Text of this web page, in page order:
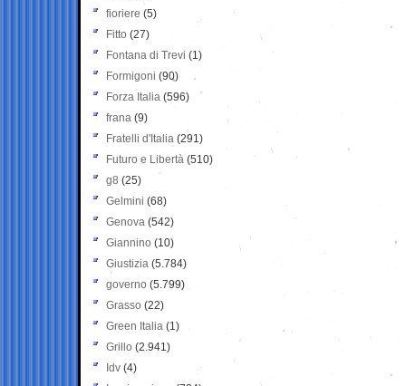
fioriere (5)
Fitto (27)
Fontana di Trevi (1)
Formigoni (90)
Forza Italia (596)
frana (9)
Fratelli d'Italia (291)
Futuro e Libertà (510)
g8 (25)
Gelmini (68)
Genova (542)
Giannino (10)
Giustizia (5.784)
governo (5.799)
Grasso (22)
Green Italia (1)
Grillo (2.941)
Idv (4)